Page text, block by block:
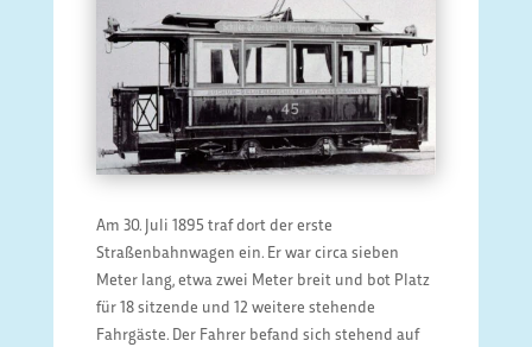
Am 30. Juli 1895 traf dort der erste
Straßenbahnwagen ein. Er war circa sieben
Meter lang, etwa zwei Meter breit und bot Platz
für 18 sitzende und 12 weitere stehende
Fahrgäste. Der Fahrer befand sich stehend auf